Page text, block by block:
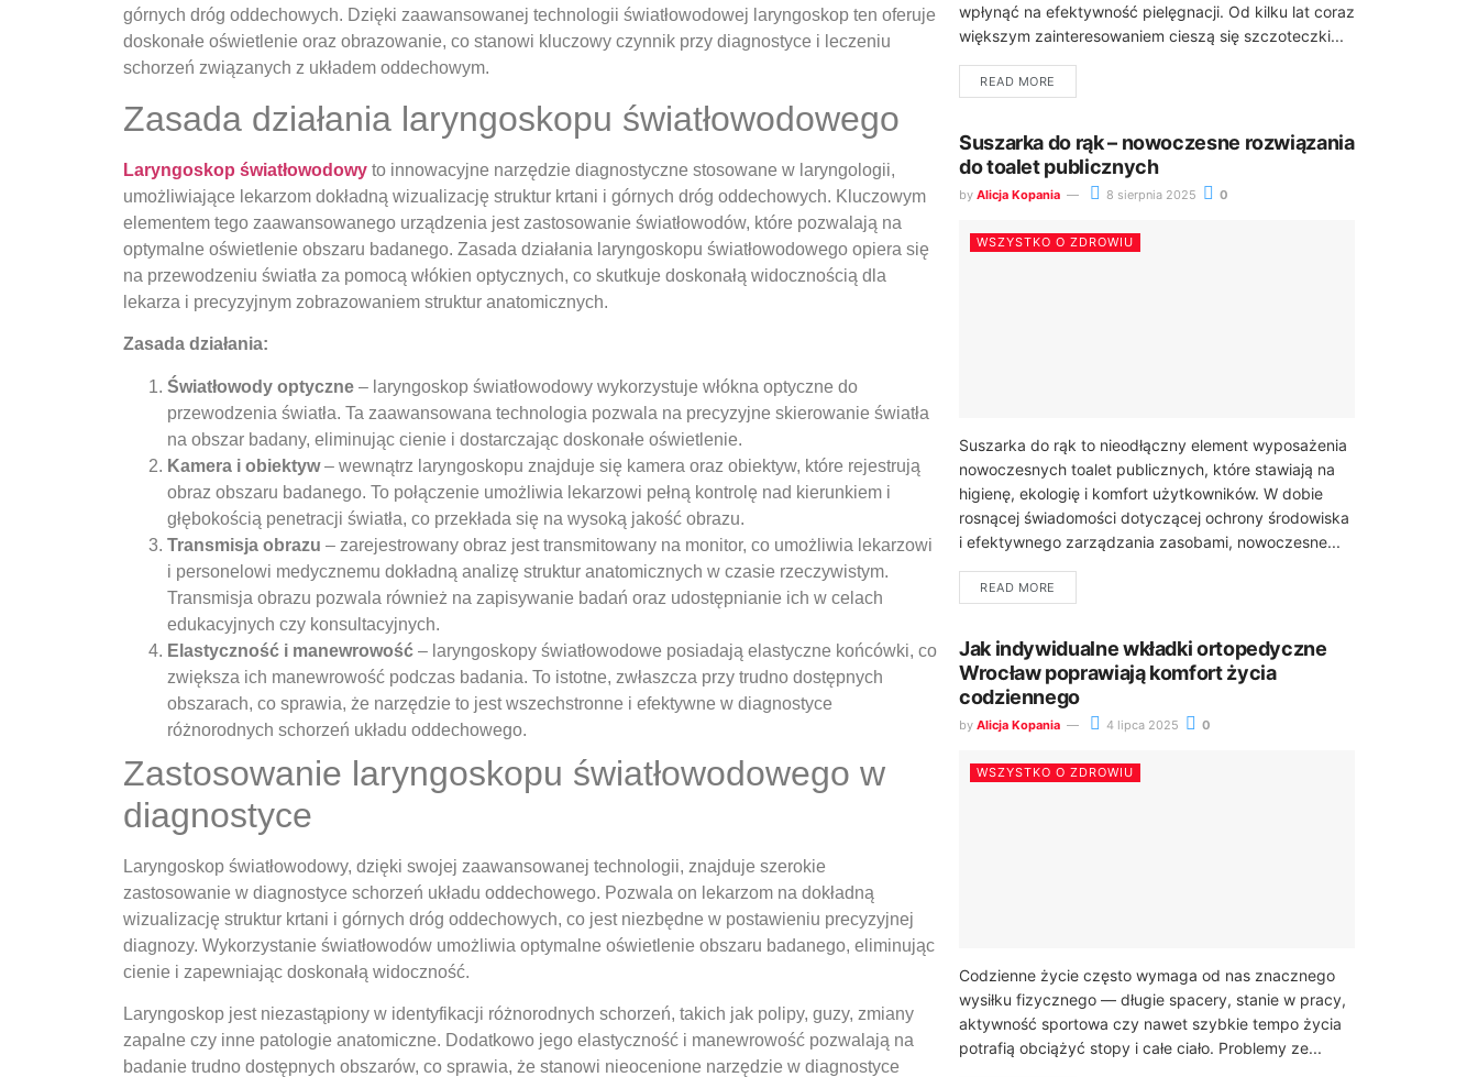
górnych dróg oddechowych. Dzięki zaawansowanej technologii światłowodowej laryngoskop ten oferuje
doskonałe oświetlenie oraz obrazowanie, co stanowi kluczowy czynnik przy diagnostyce i leczeniu
schorzeń związanych z układem oddechowym.
Zasada działania laryngoskopu światłowodowego
Laryngoskop światłowodowy to innowacyjne narzędzie diagnostyczne stosowane w laryngologii,
umożliwiające lekarzom dokładną wizualizację struktur krtani i górnych dróg oddechowych. Kluczowym
elementem tego zaawansowanego urządzenia jest zastosowanie światłowodów, które pozwalają na
optymalne oświetlenie obszaru badanego. Zasada działania laryngoskopu światłowodowego opiera się
na przewodzeniu światła za pomocą włókien optycznych, co skutkuje doskonałą widocznością dla
lekarza i precyzyjnym zobrazowaniem struktur anatomicznych.
Zasada działania:
Światłowody optyczne – laryngoskop światłowodowy wykorzystuje włókna optyczne do
przewodzenia światła. Ta zaawansowana technologia pozwala na precyzyjne skierowanie światła
na obszar badany, eliminując cienie i dostarczając doskonałe oświetlenie.
Kamera i obiektyw– wewnątrz laryngoskopu znajduje się kamera oraz obiektyw, które rejestrują
obraz obszaru badanego. To połączenie umożliwia lekarzowi pełną kontrolę nad kierunkiem i
głębokością penetracji światła, co przekłada się na wysoką jakość obrazu.
Transmisja obrazu – zarejestrowany obraz jest transmitowany na monitor, co umożliwia lekarzowi
i personelowi medycznemu dokładną analizę struktur anatomicznych w czasie rzeczywistym.
Transmisja obrazu pozwala również na zapisywanie badań oraz udostępnianie ich w celach
edukacyjnych czy konsultacyjnych.
Elastyczność i manewrowość – laryngoskopy światłowodowe posiadają elastyczne końcówki, co
zwiększa ich manewrowość podczas badania. To istotne, zwłaszcza przy trudno dostępnych
obszarach, co sprawia, że narzędzie to jest wszechstronne i efektywne w diagnostyce
różnorodnych schorzeń układu oddechowego.
Zastosowanie laryngoskopu światłowodowego w
diagnostyce
Laryngoskop światłowodowy, dzięki swojej zaawansowanej technologii, znajduje szerokie
zastosowanie w diagnostyce schorzeń układu oddechowego. Pozwala on lekarzom na dokładną
wizualizację struktur krtani i górnych dróg oddechowych, co jest niezbędne w postawieniu precyzyjnej
diagnozy. Wykorzystanie światłowodów umożliwia optymalne oświetlenie obszaru badanego, eliminując
cienie i zapewniając doskonałą widoczność.
Laryngoskop jest niezastąpiony w identyfikacji różnorodnych schorzeń, takich jak polipy, guzy, zmiany
zapalne czy inne patologie anatomiczne. Dodatkowo jego elastyczność i manewrowość pozwalają na
badanie trudno dostępnych obszarów, co sprawia, że stanowi nieocenione narzędzie w diagnostyce
wpłynąć na efektywność pielęgnacji. Od kilku lat coraz
większym zainteresowaniem cieszą się szczoteczki...
READ MORE
Suszarka do rąk – nowoczesne rozwiązania
do toalet publicznych
by Alicja Kopania 8 sierpnia 2025 0
WSZYSTKO O ZDROWIU
Suszarka do rąk to nieodłączny element wyposażenia
nowoczesnych toalet publicznych, które stawiają na
higienę, ekologię i komfort użytkowników. W dobie
rosnącej świadomości dotyczącej ochrony środowiska
i efektywnego zarządzania zasobami, nowoczesne...
READ MORE
Jak indywidualne wkładki ortopedyczne
Wrocław poprawiają komfort życia
codziennego
by Alicja Kopania 4 lipca 2025 0
WSZYSTKO O ZDROWIU
Codzienne życie często wymaga od nas znacznego
wysiłku fizycznego — długie spacery, stanie w pracy,
aktywność sportowa czy nawet szybkie tempo życia
potrafią obciążyć stopy i całe ciało. Problemy ze...